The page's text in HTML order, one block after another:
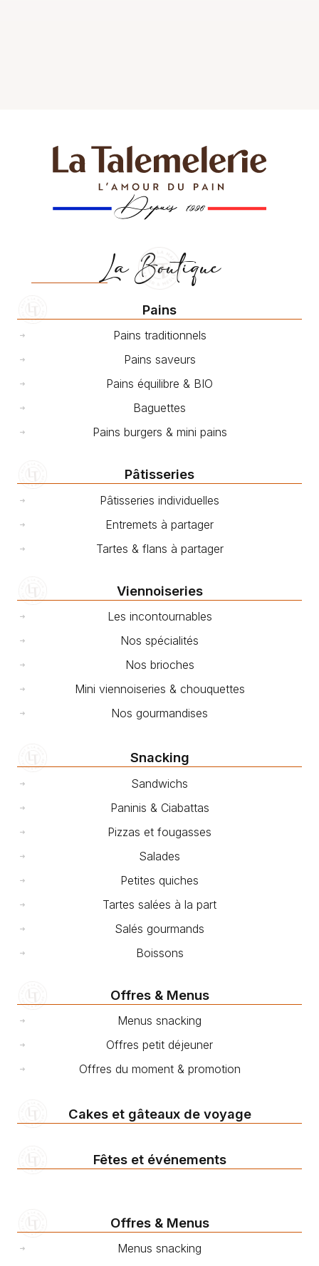
La Boutique
Pains
Pains traditionnels
Pains saveurs
Pains équilibre & BIO
Baguettes
Pains burgers & mini pains
Pâtisseries
Pâtisseries individuelles
Entremets à partager
Tartes & flans à partager
Viennoiseries
Les incontournables
Nos spécialités
Nos brioches
Mini viennoiseries & chouquettes
Nos gourmandises
Snacking
Sandwichs
Paninis & Ciabattas
Pizzas et fougasses
Salades
Petites quiches
Tartes salées à la part
Salés gourmands
Boissons
Offres & Menus
Menus snacking
Offres petit déjeuner
Offres du moment & promotion
Cakes et gâteaux de voyage
Fêtes et événements
Offres & Menus
Menus snacking